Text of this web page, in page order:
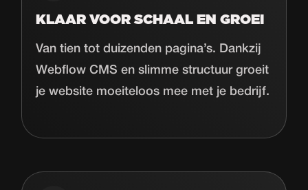
KLAAR VOOR SCHAAL EN GROEI
Van tien tot duizenden pagina’s. Dankzij
Webflow CMS en slimme structuur groeit
je website moeiteloos mee met je bedrijf.